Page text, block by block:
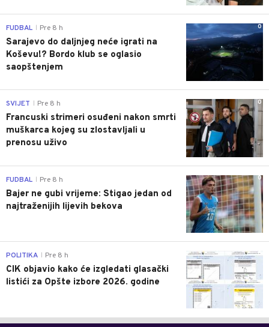
0
FUDBAL Pre 8 h
Sarajevo do daljnjeg neće igrati na
Koševu!? Bordo klub se oglasio
saopštenjem
0
SVIJET Pre 8 h
Francuski strimeri osuđeni nakon smrti
muškarca kojeg su zlostavljali u
prenosu uživo
0
FUDBAL Pre 8 h
Bajer ne gubi vrijeme: Stigao jedan od
najtraženijih lijevih bekova
0
POLITIKA Pre 8 h
CIK objavio kako će izgledati glasački
listići za Opšte izbore 2026. godine